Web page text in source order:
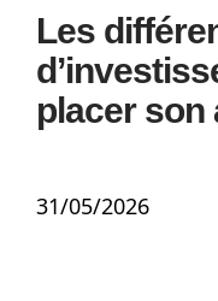
Les
placer son
31/05/2026